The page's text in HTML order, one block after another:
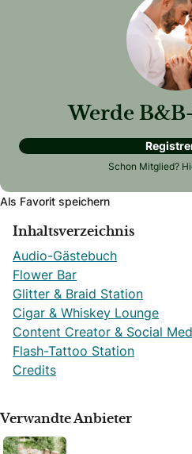
Werde
Schon Mitglied?
Als Favorit speichern
Inhaltsverzeichnis
Audio-Gästebuch
Flower Bar
Glitter & Braid Station
Cigar & Whiskey Lounge
Content Creator & Social
Flash-Tattoo Station
Credits
Verwandte Anbieter